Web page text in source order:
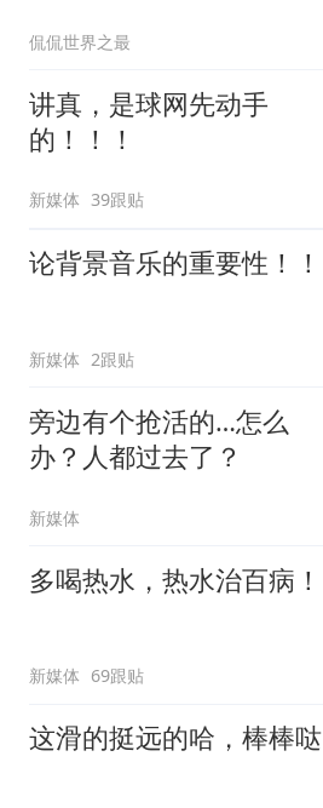
雷”
侃侃世界之最
讲真，是球网先动手
的！！！
新媒体 39跟贴
论背景音乐的重要性！！
新媒体 2跟贴
旁边有个抢活的…怎么
办？人都过去了？
新媒体
多喝热水，热水治百病！
新媒体 69跟贴
这滑的挺远的哈，棒棒哒